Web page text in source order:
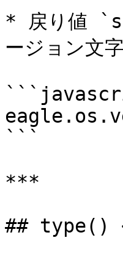
* 戻り値
ージョン文
```
***
## type()